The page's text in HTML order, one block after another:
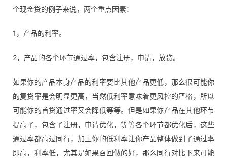
个现金贷的例子来说，两个重点因素：
1，产品的利率。
2，产品的各个环节通过率，包含注册，申请，放贷。
如果你的产品本身产品的利率要比其他产品更低，那么很可能你
的复贷率是会明显更高，当然低利率意味着更风控的严格，所以
可能你的首贷通过率又会降低等等。但是如果你产品在其他环节
提高了，包含了注册，申请优化，等等各个环节都优化后，这些
通过率都高过同行，加上你的低利率让你产品整体做到了通过率
即高，利率低，尤其是如果召回做的好，那么同行对比下来可能